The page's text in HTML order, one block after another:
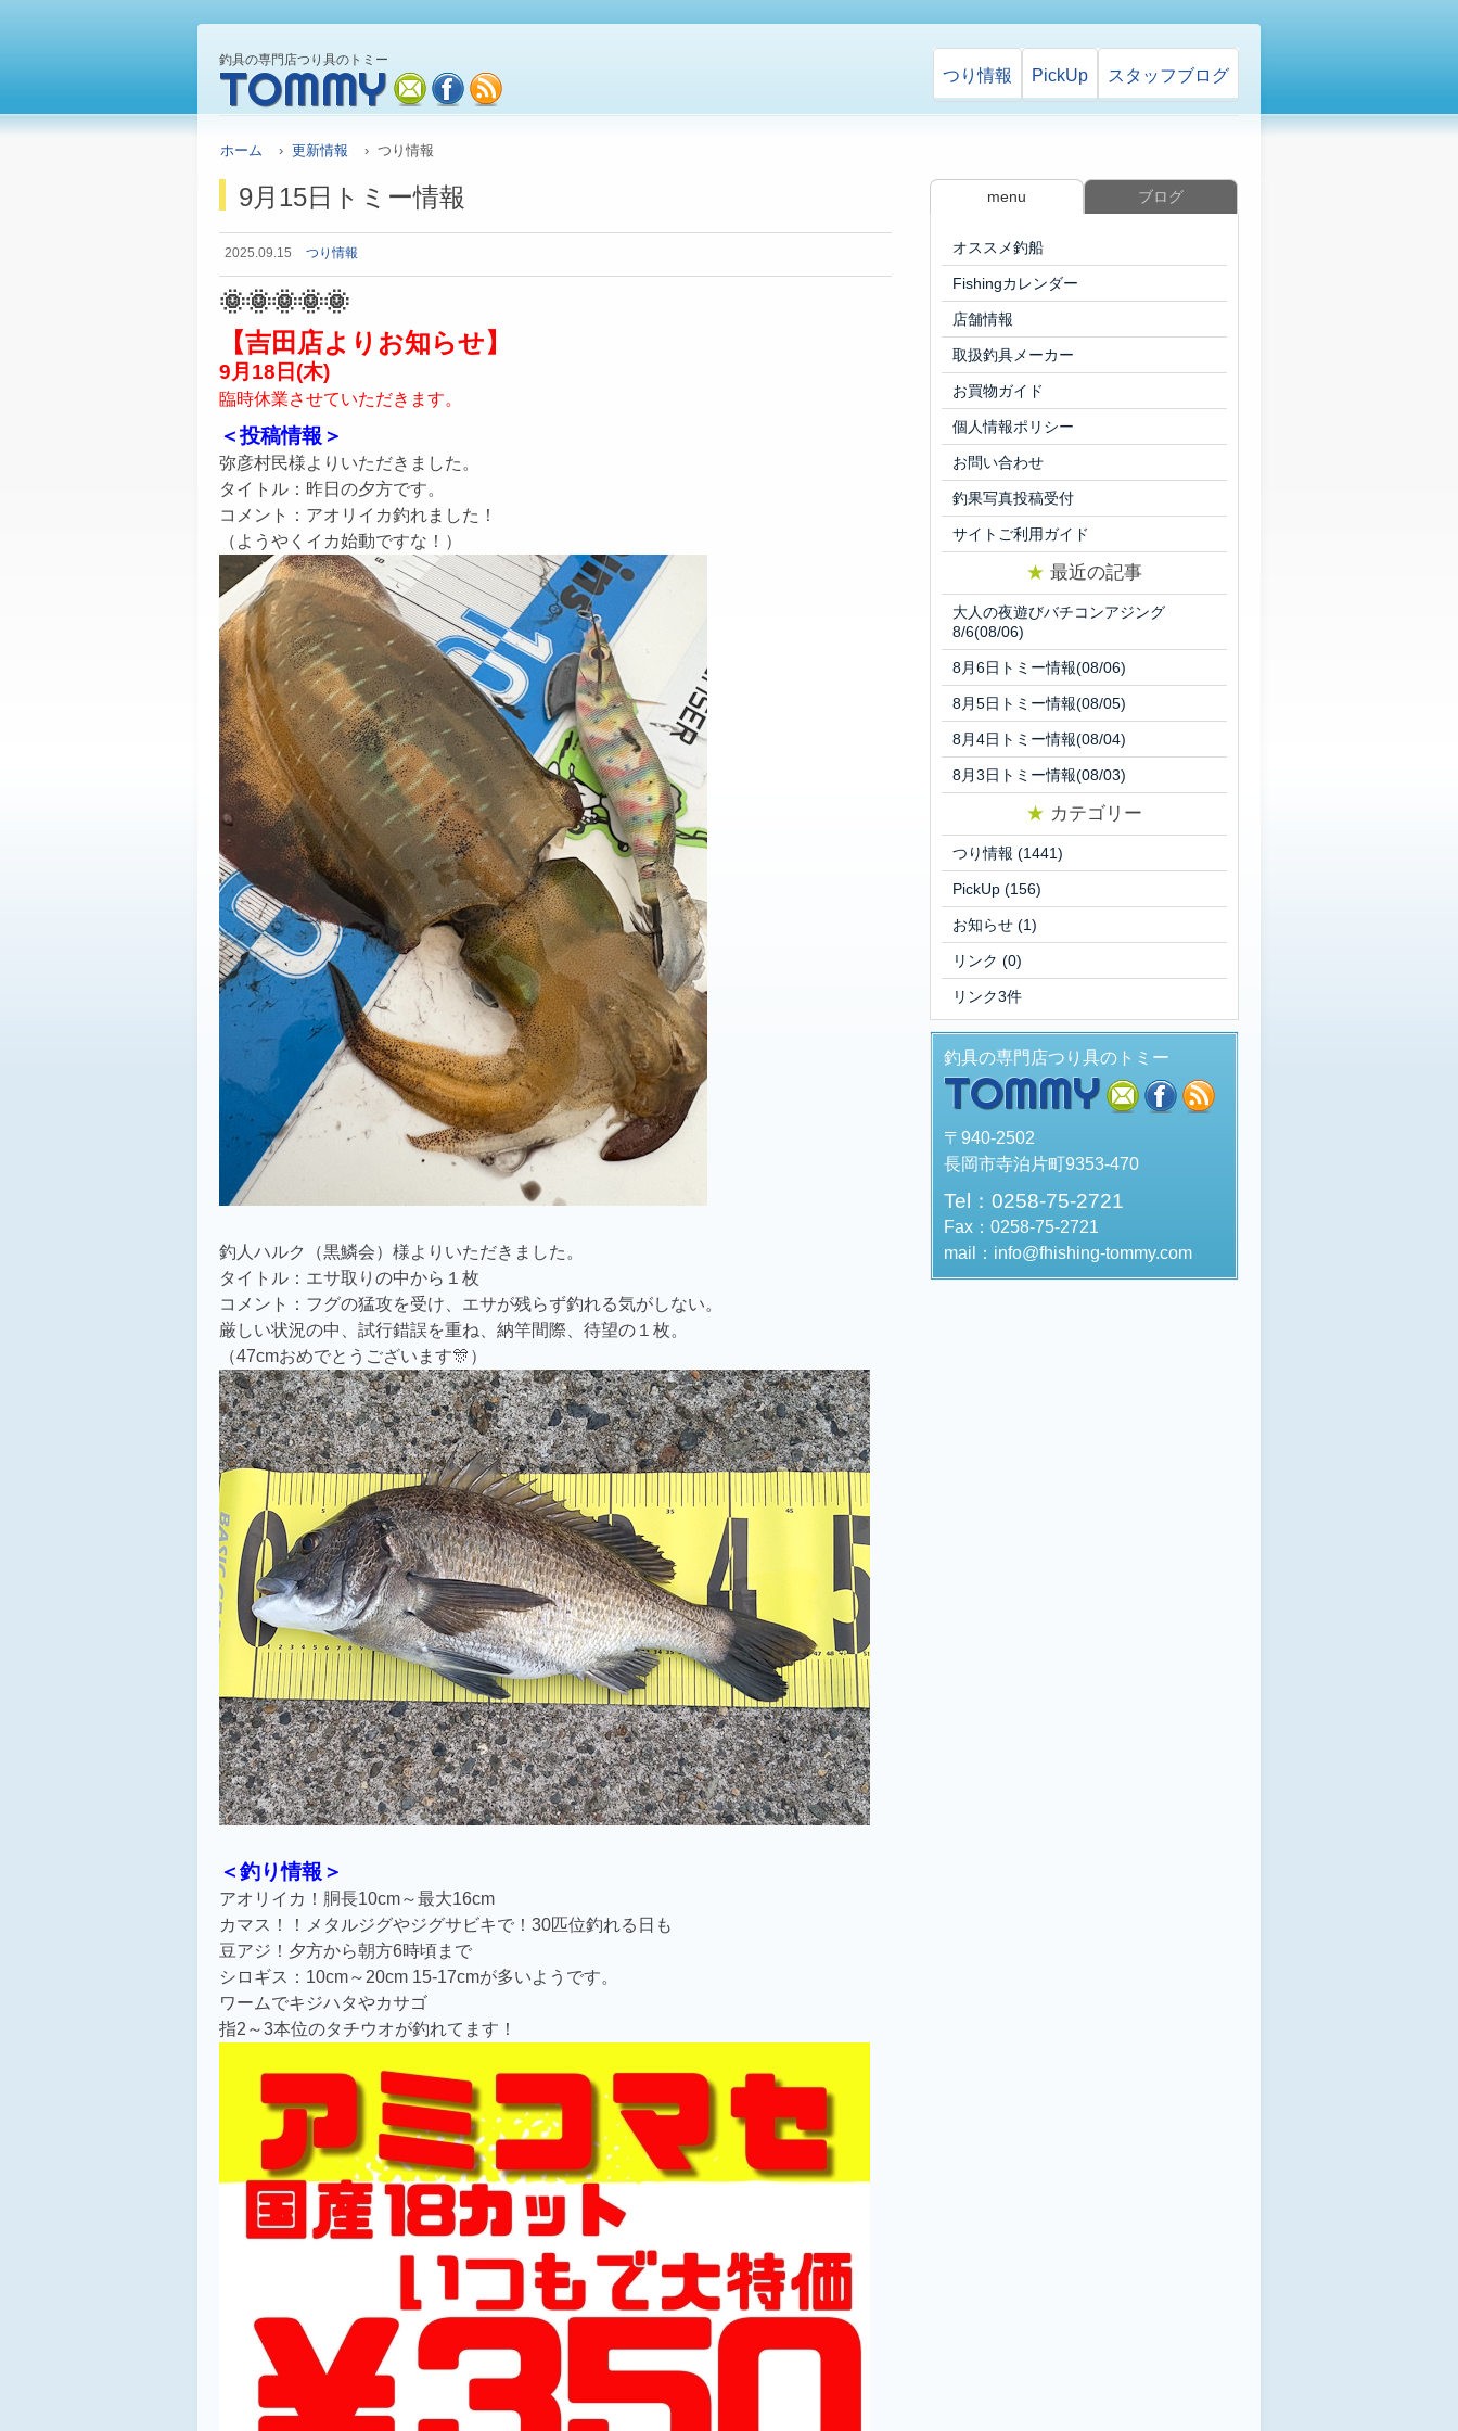
釣具の専門店つり具のトミー
TOMMY mail facebook
つり情報 PickUp スタッフブログ
ホーム › 更新情報 › つり情報
9月15日トミー情報
2025.09.15 つり情報
🌞🌞🌞🌞🌞
【吉田店よりお知らせ】
9月18日(木)
臨時休業させていただきます。
＜投稿情報＞
弥彦村民様よりいただきました。
タイトル： 昨日の夕方です。
コメント：アオリイカ釣れました！
（ようやくイカ始動ですな！）
釣人ハルク（黒鱗会）様よりいただきました。
タイトル：エサ取りの中から１枚
コメント：フグの猛攻を受け、エサが残らず釣れる気がしない。
厳しい状況の中、試行錯誤を重ね、納竿間際、待望の１枚。
（47cmおめでとうございます🎊）
＜釣り情報＞
アオリイカ！胴長10cm～最大16cm
カマス！！
メタルジグやジグサビキで！30匹位釣れる日も
豆アジ！夕方から朝方6時頃まで
シロギス：10cm～20cm 15-17cmが多いようです。
ワームでキジハタやカサゴ
指2～3本位のタチウオが釣れてます！
menu ブログ
オススメ釣船
Fishingカレンダー
店舗情報
取扱釣具メーカー
お買物ガイド
個人情報ポリシー
お問い合わせ
釣果写真投稿受付
サイトご利用ガイド
★ 最近の記事
大人の夜遊びバチコンアジング
8/6(08/06)
8月6日トミー情報(08/06)
8月5日トミー情報(08/05)
8月4日トミー情報(08/04)
8月3日トミー情報(08/03)
★ カテゴリー
つり情報 (1441)
PickUp (156)
お知らせ (1)
リンク (0)
リンク3件
釣具の専門店つり具のトミー
TOMMY mail facebook
〒940-2502
長岡市寺泊片町9353-470
Tel：0258-75-2721
Fax：0258-75-2721
mail：info@fhishing-tommy.com